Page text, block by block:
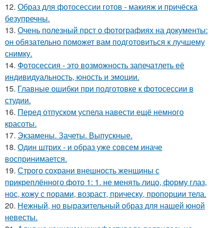
12. Образ для фотосессии готов - макияж и причёска
безупречны.
13. Очень полезный прст о фотографиях на документы:
он обязательно поможет вам подготовиться к лучшему
снимку.
14. Фотосессия - это возможность запечатлеть её
индивидуальность, юность и эмоции.
15. Главные ошибки при подготовке к фотосессии в
студии.
16. Перед отпуском успела навести ещё немного
красоты.
17. Экзамены. Зачеты. Выпускные.
18. Один штрих - и образ уже совсем иначе
воспринимается.
19. Строго сохрани внешность женщины с
прикреплённого фото 1: 1. не менять лицо, форму глаз,
нос, кожу с порами, возраст, прическу, пропорции тела.
20. Нежный, но выразительный образ для нашей юной
невесты.